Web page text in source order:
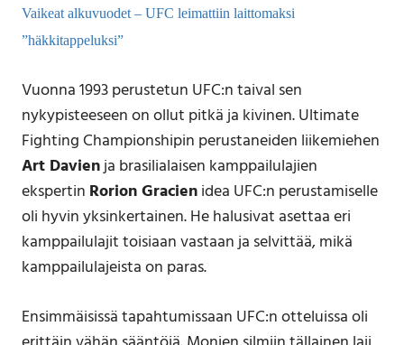
Vaikeat alkuvuodet – UFC leimattiin laittomaksi
”häkkitappeluksi”
Vuonna 1993 perustetun UFC:n taival sen
nykypisteeseen on ollut pitkä ja kivinen. Ultimate
Fighting Championshipin perustaneiden liikemiehen
Art Davienja brasilialaisen kamppailulajien
ekspertin Rorion Gracienidea UFC:n perustamiselle
oli hyvin yksinkertainen. He halusivat asettaa eri
kamppailulajit toisiaan vastaan ja selvittää, mikä
kamppailulajeista on paras.
Ensimmäisissä tapahtumissaan UFC:n otteluissa oli